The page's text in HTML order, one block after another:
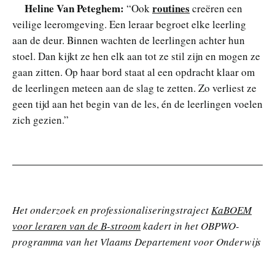
Heline Van Peteghem: “Ookroutines creëren een
veilige leeromgeving. Een leraar begroet elke leerling
aan de deur. Binnen wachten de leerlingen achter hun
stoel. Dan kijkt ze hen elk aan tot ze stil zijn en mogen ze
gaan zitten. Op haar bord staat al een opdracht klaar om
de leerlingen meteen aan de slag te zetten. Zo verliest ze
geen tijd aan het begin van de les, én de leerlingen voelen
zich gezien.”
Het onderzoek en professionaliseringstrajectKaBOEM
voor leraren van de B-stroomkadert in het OBPWO-
programma van het Vlaams Departement voor Onderwijs